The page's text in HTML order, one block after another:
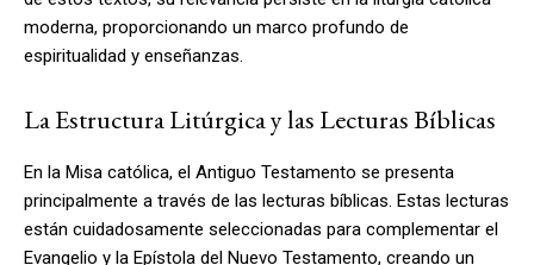
moderna, proporcionando un marco profundo de
espiritualidad y enseñanzas.
La Estructura Litúrgica y las Lecturas Bíblicas
En la Misa católica, el Antiguo Testamento se presenta
principalmente a través de las lecturas bíblicas. Estas lecturas
están cuidadosamente seleccionadas para complementar el
Evangelio y la Epístola del Nuevo Testamento, creando un